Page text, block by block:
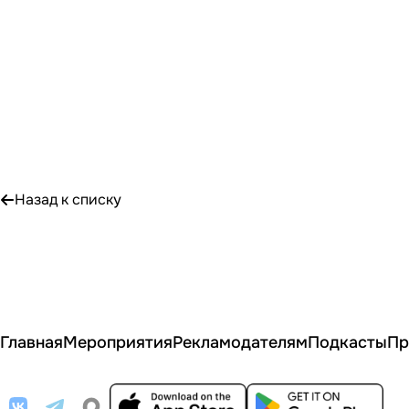
Назад к списку
ГлавнаяМероприятияРекламодателямПодкасты